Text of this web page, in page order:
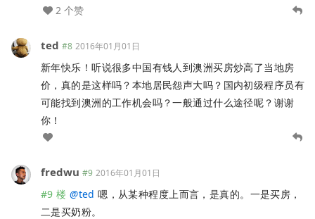
2 个赞
ted #8 2016年01月01日
新年快乐！听说很多中国有钱人到澳洲买房炒高了当地房
价，真的是这样吗？本地居民怨声大吗？国内初级程序员有
可能找到澳洲的工作机会吗？一般通过什么途径呢？谢谢
你！
fredwu #9 2016年01月01日
#9 楼 @ted 嗯，从某种程度上而言，是真的。一是买房，
二是买奶粉。